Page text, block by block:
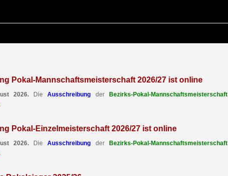
Pokal-Mannschaftsmeisterschaft 2026/27 ist online
2026.DieAusschreibung derBezirks-Pokal-Mannschaftsmeisterschaft
Pokal-Einzelmeisterschaft 2026/27 ist online
2026.DieAusschreibung derBezirks-Pokal-Mannschaftsmeisterschaft